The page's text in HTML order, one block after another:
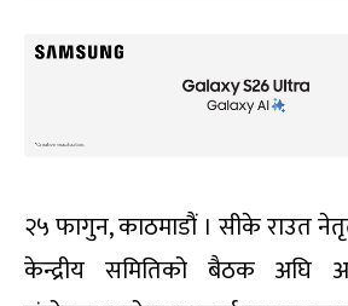
२५ फागुन, काठमाडौं । सीके राउत
केन्द्रीय समितिको बैठक अघि